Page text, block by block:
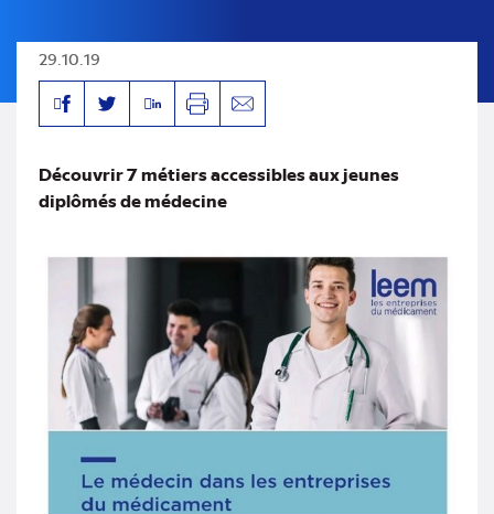
29.10.19
FacebookTwitterLinkedinImprimerEnvoyer
Découvrir 7 métiers accessibles aux jeunes
diplômés de médecine